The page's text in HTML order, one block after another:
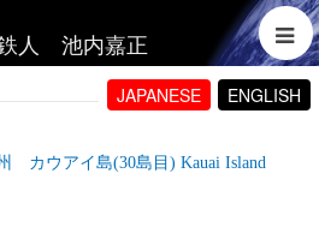
人 池内嘉正
JAPANESE ENGLISH
カウアイ島(30島目) Kauai Island